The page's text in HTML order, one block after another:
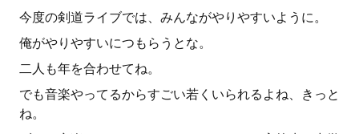
今度の剣道ライブでは、みんながやりやすいように。
俺がやりやすいにつもらうとな。
二人も年を合わせてね。
でも音楽やってるからすごい若くいられるよね、きっと
ね。